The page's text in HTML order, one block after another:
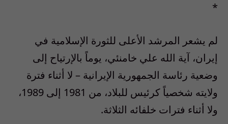
*
لم يشعر المرشد الأعلى للثورة الإسلامية في
إيران، آية الله علي خامنئي، يوماً بالإرتياح إلى
وضعية رئاسة الجمهورية الإيرانية – لا أثناء فترة
ولايته شخصياً كرئيس للبلاد، من 1981 إلى 1989،
ولا أثناء فترات خلفائه الثلاثة.